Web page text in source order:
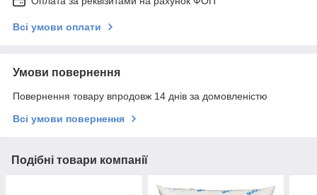
Всі умови оплати
Умови повернення
Повернення товару впродовж 14 днів за домовленістю
Всі умови повернення
Подібні товари компанії